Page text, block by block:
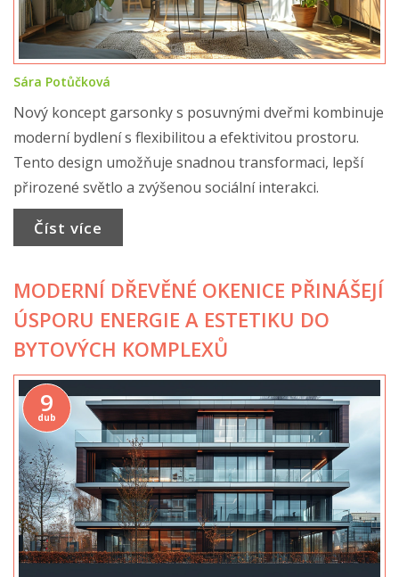
Sára Potůčková
Nový koncept garsonky s posuvnými dveřmi kombinuje
moderní bydlení s flexibilitou a efektivitou prostoru.
Tento design umožňuje snadnou transformaci, lepší
přirozené světlo a zvýšenou sociální interakci.
Číst více
MODERNÍ DŘEVĚNÉ OKENICE PŘINÁŠEJÍ
ÚSPORU ENERGIE A ESTETIKU DO
BYTOVÝCH KOMPLEXŮ
9
dub